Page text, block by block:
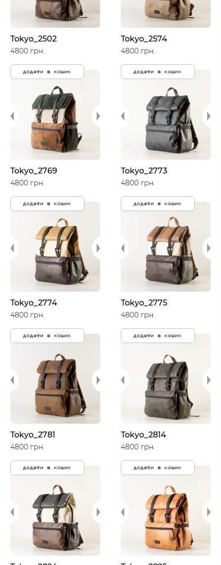
Tokyo_2502
4800 грн.
додати в кошик
Tokyo_2574
4800 грн.
додати в кошик
Tokyo_2769
4800 грн.
додати в кошик
Tokyo_2773
4800 грн.
додати в кошик
Tokyo_2774
4800 грн.
додати в кошик
Tokyo_2775
4800 грн.
додати в кошик
Tokyo_2781
4800 грн.
додати в кошик
Tokyo_2814
4800 грн.
додати в кошик